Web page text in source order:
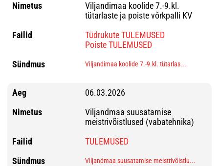
Viljandimaa koolide 7.-9.kl.
tütarlaste ja poiste võrkpalli KV
Tüdrukute TULEMUSED
Poiste TULEMUSED
Viljandimaa koolide 7.-9.kl. tütarlas...
06.03.2026
Viljandmaa suusatamise
meistrivõistlused (vabatehnika)
TULEMUSED
Viljandmaa suusatamise meistrivõistlu...